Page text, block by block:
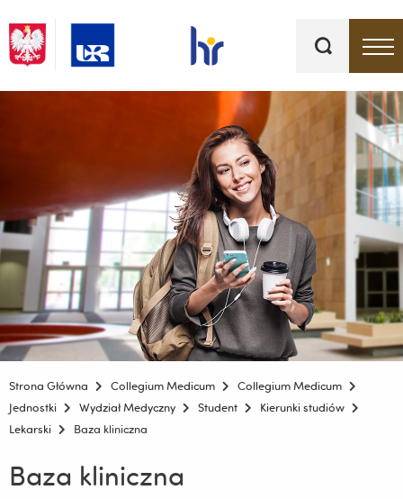
kluczowe
Strona Główna Collegium Medicum
Collegium Medicum
Jednostki
Wydział Medyczny Student
Kierunki studiów
Lekarski
Baza kliniczna
Baza kliniczna